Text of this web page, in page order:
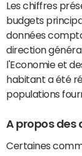
Les chiffres
budgets
données
direction
l'Economie et
habitant a été
populations
A propos des
Certaines